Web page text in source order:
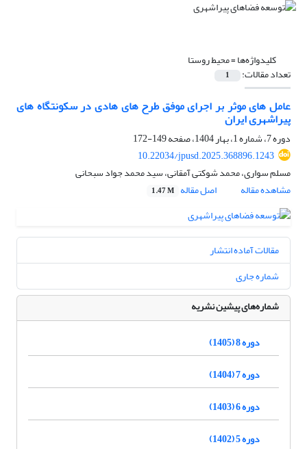
کلیدواژه‌ها =محیط روستا
تعداد مقالات: 1
عامل‏ های موثر بر اجرای موفق طرح‏‏ های هادی در سکونتگاه‏ های
پیراشهری ایران
دوره 7، شماره 1، بهار 1404، صفحه
149-172
10.22034/jpusd.2025.368896.1243
مسلم سواری، محمد شوکتی آمقانی، سید محمد جواد سبحانی
مشاهده مقاله
اصل مقاله 1.47 M
مقالات آماده انتشار
شماره جاری
شماره‌های پیشین نشریه
دوره 8 (1405)
دوره 7 (1404)
دوره 6 (1403)
دوره 5 (1402)